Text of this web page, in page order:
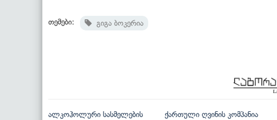
თემები: გიგა ბოკერია
ალკოჰოლური სასმელების
ქართული ღვინის კომპანია